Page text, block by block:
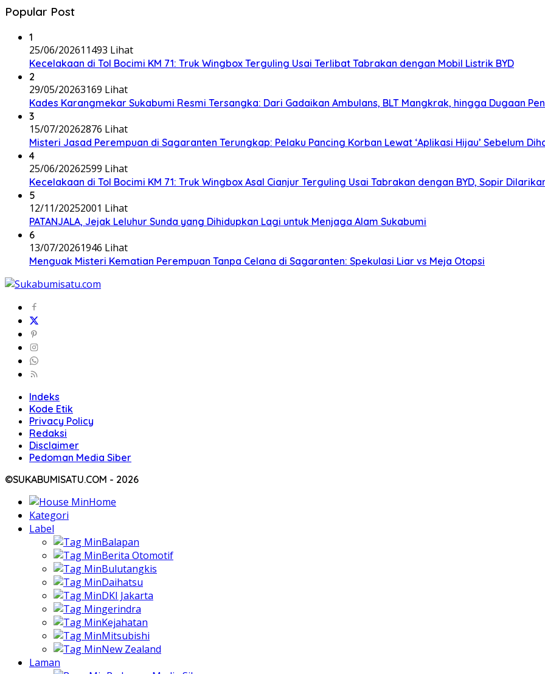
Popular Post
1
25/06/202611493 Lihat
Kecelakaan di Tol Bocimi KM 71: Truk Wingbox Terguling Usai Terlibat Tabrakan dengan Mobil Listrik BYD
2
29/05/20263169 Lihat
Kades Karangmekar Sukabumi Resmi Tersangka: Dari Gadaikan Ambulans, BLT Mangkrak, hingga Dugaan
3
15/07/20262876 Lihat
Misteri Jasad Perempuan di Sagaranten Terungkap: Pelaku Pancing Korban Lewat ‘Aplikasi Hijau’ Sebelum
4
25/06/20262599 Lihat
Kecelakaan di Tol Bocimi KM 71: Truk Wingbox Asal Cianjur Terguling Usai Tabrakan dengan BYD, Sopir
5
12/11/20252001 Lihat
PATANJALA, Jejak Leluhur Sunda yang Dihidupkan Lagi untuk Menjaga Alam Sukabumi
6
13/07/20261946 Lihat
Menguak Misteri Kematian Perempuan Tanpa Celana di Sagaranten: Spekulasi Liar vs Meja Otopsi
Indeks
Kode Etik
Privacy Policy
Redaksi
Disclaimer
Pedoman Media Siber
©SUKABUMISATU.COM - 2026
Home
Kategori
Label
Balapan
Berita Otomotif
Bulutangkis
Daihatsu
DKI Jakarta
gerindra
Kejahatan
Mitsubishi
New Zealand
Laman